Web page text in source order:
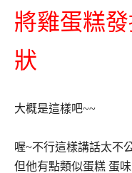
將雞蛋糕
狀
大概是這樣吧~~
喔~不行這樣講話太不
但他有點類似蛋糕 蛋